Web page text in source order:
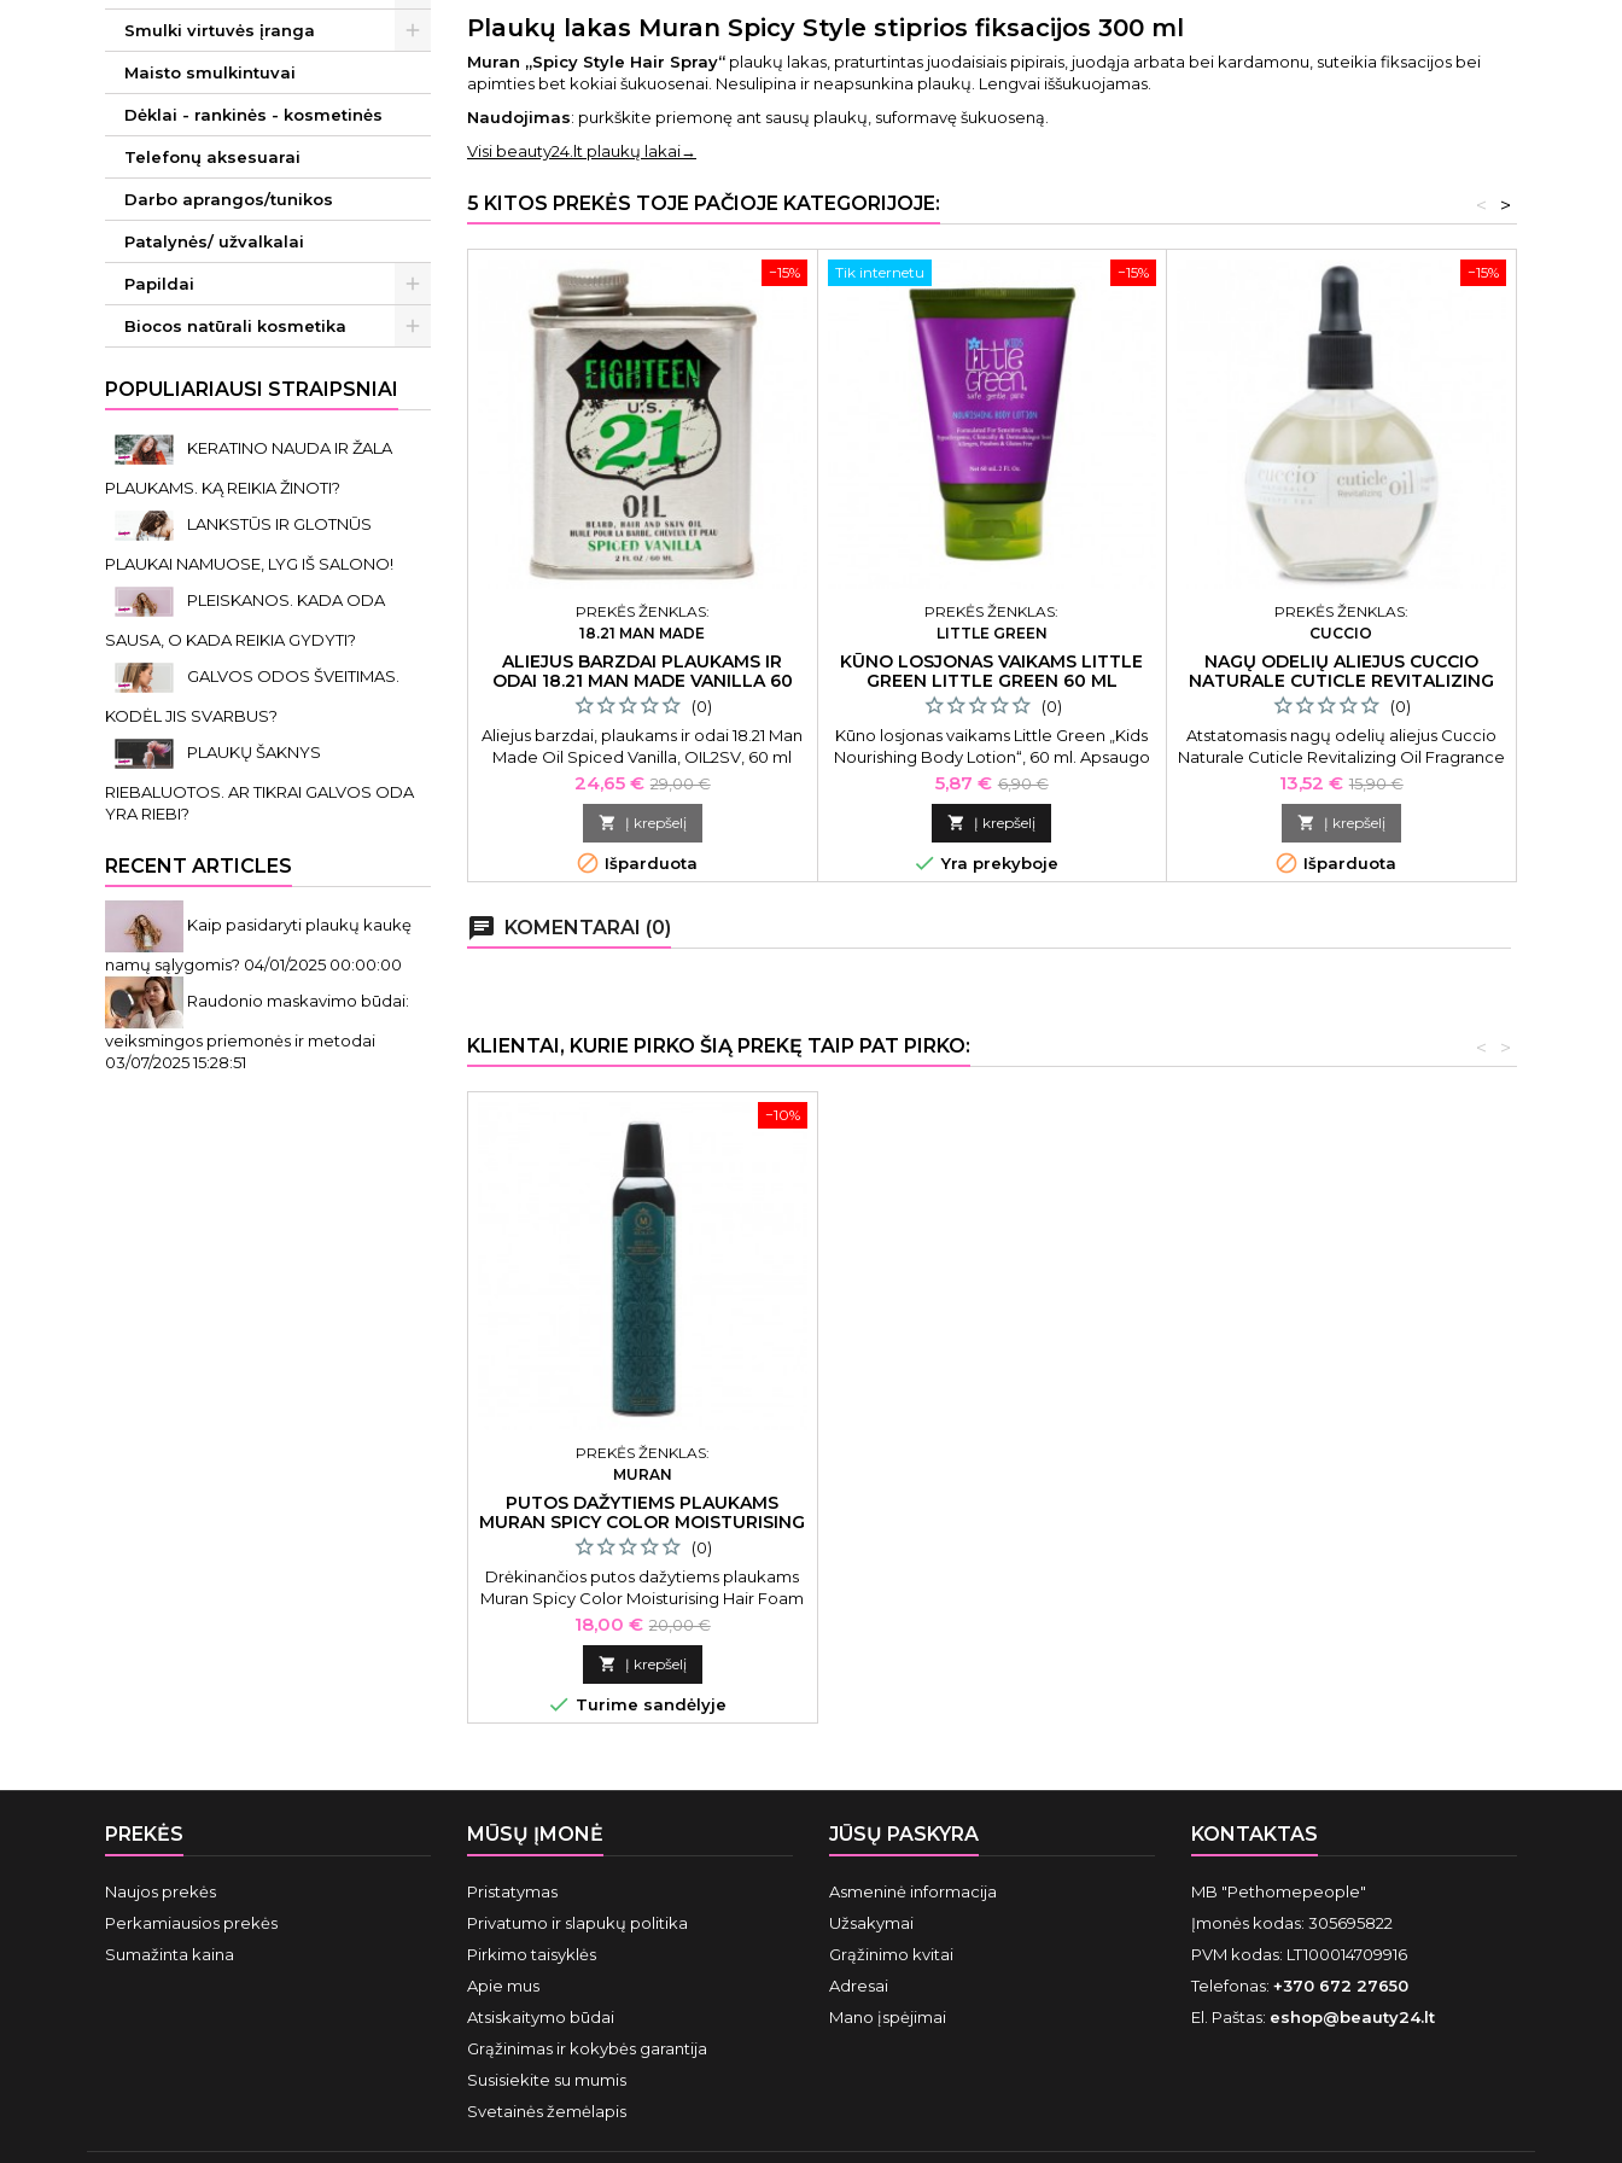
Smulki virtuvės įranga
Maisto smulkintuvai
Dėklai - rankinės - kosmetinės
Telefonų aksesuarai
Darbo aprangos/tunikos
Patalynės/ užvalkalai
Papildai
Biocos natūrali kosmetika
POPULIARIAUSI STRAIPSNIAI
KERATINO NAUDA IR ŽALA
PLAUKAMS. KĄ REIKIA ŽINOTI?
LANKSTŪS IR GLOTNŪS
PLAUKAI NAMUOSE, LYG IŠ SALONO!
PLEISKANOS. KADA ODA
SAUSA, O KADA REIKIA GYDYTI?
GALVOS ODOS ŠVEITIMAS.
KODĖL JIS SVARBUS?
PLAUKŲ ŠAKNYS
RIEBALUOTOS. AR TIKRAI GALVOS ODA
YRA RIEBI?
RECENT ARTICLES
Kaip pasidaryti plaukų kaukę
namų sąlygomis? 04/01/2025 00:00:00
Raudonio maskavimo būdai:
veiksmingos priemonės ir metodai
03/07/2025 15:28:51
Plaukų lakas Muran Spicy Style stiprios fiksacijos 300 ml
Muran „Spicy Style Hair Spray“ plaukų lakas, praturtintas juodaisiais pipirais, juodąja arbata bei kardamonu, suteikia fiksacijos bei
apimties bet kokiai šukuosenai. Nesulipina ir neapsunkina plaukų. Lengvai iššukuojamas.
Naudojimas: purkškite priemonę ant sausų plaukų, suformavę šukuoseną.
Visi beauty24.lt plaukų lakai→
5 KITOS PREKĖS TOJE PAČIOJE KATEGORIJOJE: >
<
−15%
PREKĖS ŽENKLAS:
18.21 MAN MADE
ALIEJUS BARZDAI PLAUKAMS IR
ODAI 18.21 MAN MADE VANILLA 60
ML
(0)
Aliejus barzdai, plaukams ir odai 18.21 Man
Made Oil Spiced Vanilla, OIL2SV, 60 ml
Kaina
24,65 € Bazinė
kaina
29,00 €
 Į krepšelį
 Išparduota
−15%
Tik internetu
PREKĖS ŽENKLAS:
LITTLE GREEN
KŪNO LOSJONAS VAIKAMS LITTLE
GREEN LITTLE GREEN 60 ML
(0)
Kūno losjonas vaikams Little Green „Kids
Nourishing Body Lotion“, 60 ml. Apsaugo
nuo odos išsausėjimo ir sulaiko drėgmę.
Skirtas vaikams
Kaina
5,87 € Bazinė
kaina
6,90 €
 Į krepšelį
 Yra prekyboje
−15%
PREKĖS ŽENKLAS:
CUCCIO
NAGŲ ODELIŲ ALIEJUS CUCCIO
NATURALE CUTICLE REVITALIZING
75 ML
(0)
Atstatomasis nagų odelių aliejus Cuccio
Naturale Cuticle Revitalizing Oil Fragrance
Free CNSC4084, 75 ml
Kaina
13,52 € Bazinė
kaina
15,90 €
 Į krepšelį
 Išparduota
chat KOMENTARAI (0)
KLIENTAI, KURIE PIRKO ŠIĄ PREKĘ TAIP PAT PIRKO: >
<
−10%
PREKĖS ŽENKLAS:
MURAN
PUTOS DAŽYTIEMS PLAUKAMS
MURAN SPICY COLOR MOISTURISING
300 ML
(0)
Drėkinančios putos dažytiems plaukams
Muran Spicy Color Moisturising Hair Foam
for Dyed Hair MSPCO01, apsaugo nuo
karščio, 300 ml
Kaina
18,00 € Bazinė
kaina
20,00 €
 Į krepšelį
 Turime sandėlyje
PREKĖS
Naujos prekės
Perkamiausios prekės
Sumažinta kaina
MŪSŲ ĮMONĖ
Pristatymas
Privatumo ir slapukų politika
Pirkimo taisyklės
Apie mus
Atsiskaitymo būdai
Grąžinimas ir kokybės garantija
Susisiekite su mumis
Svetainės žemėlapis
JŪSŲ PASKYRA
Asmeninė informacija
Užsakymai
Grąžinimo kvitai
Adresai
Mano įspėjimai
KONTAKTAS
MB "Pethomepeople"
Įmonės kodas: 305695822
PVM kodas: LT100014709916
Telefonas: +370 672 27650
El. Paštas: eshop@beauty24.lt